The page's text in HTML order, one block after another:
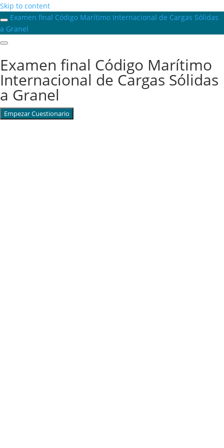
Skip to content
Examen final Código Marítimo Internacional de Cargas Sólidas
a Granel
Examen final Código Marítimo
Internacional de Cargas Sólidas
a Granel